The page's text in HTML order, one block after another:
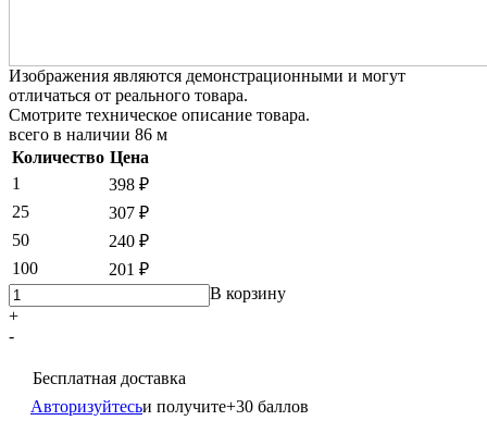
Изображения являются демонстрационными и могут
отличаться от реального товара.
Смотрите техническое описание товара.
всего в наличии 86 м
Количество Цена
1
398 ₽
25
307 ₽
50
240 ₽
100
201 ₽
+
-
В корзину
Бесплатная доставка
Авторизуйтесьи получите+30 баллов